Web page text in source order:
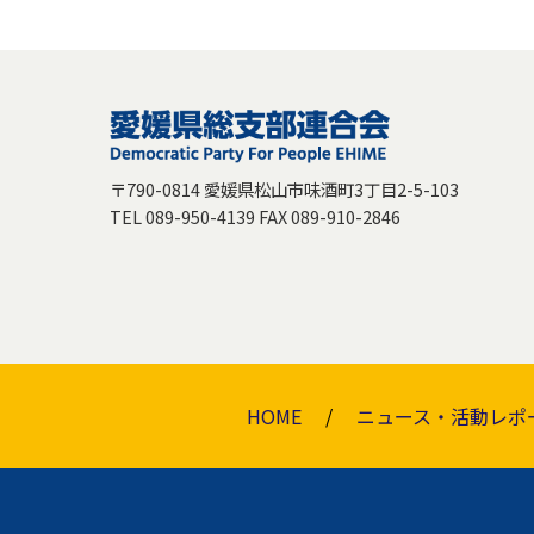
〒790-0814 愛媛県松山市味酒町3丁目2-5-103
TEL 089-950-4139 FAX 089-910-2846
HOME ニュース・活動レポ